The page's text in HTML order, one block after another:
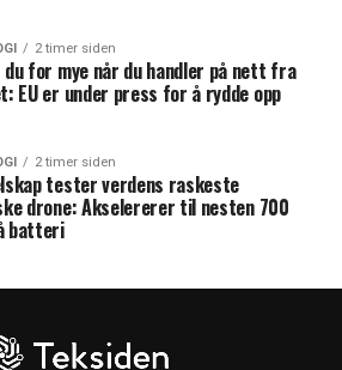
2 timer siden
for mye når du handler på nett fra
EU er under press for å rydde opp
2 timer siden
tester verdens raskeste
drone: Akselererer til nesten 700
batteri